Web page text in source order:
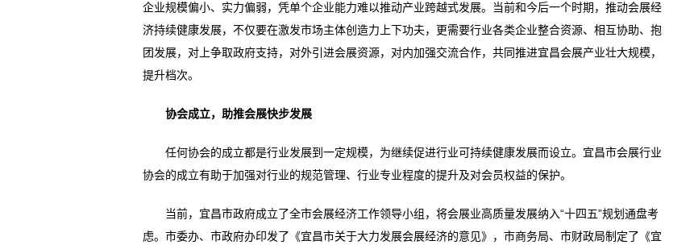
企业规模偏小、实力偏弱，凭单个企业能力难以推动产业跨越式发展。当前和今后一个时期，推动会展经
济持续健康发展，不仅要在激发市场主体创造力上下功夫，更需要行业各类企业整合资源、相互协助、抱
团发展，对上争取政府支持，对外引进会展资源，对内加强交流合作，共同推进宜昌会展产业壮大规模，
提升档次。
协会成立，助推会展快步发展
任何协会的成立都是行业发展到一定规模，为继续促进行业可持续健康发展而设立。宜昌市会展行业
协会的成立有助于加强对行业的规范管理、行业专业程度的提升及对会员权益的保护。
当前，宜昌市政府成立了全市会展经济工作领导小组，将会展业高质量发展纳入“十四五”规划通盘考
虑。市委办、市政府办印发了《宜昌市关于大力发展会展经济的意见》，市商务局、市财政局制定了《宜